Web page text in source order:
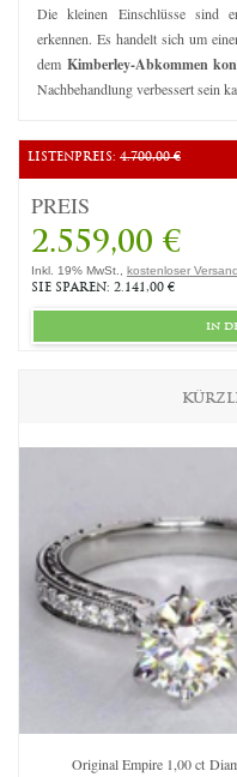
Die kleinen Einschlüsse sind
erkennen. Es handelt sich um
dem Kimberley-Abkommen
Nachbehandlung verbessert sein
LISTENPREIS: 4.700,00 €
PREIS
2.559,00 €
Inkl. 19% MwSt., kostenloser Versand
SIE SPAREN: 2.141,00 €
in
Original Empire 1,00 ct